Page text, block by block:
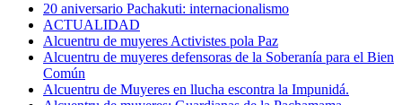
20 aniversario Pachakuti: internacionalismo
ACTUALIDAD
Alcuentru de muyeres Activistes pola Paz
Alcuentru de muyeres defensoras de la Soberanía para el Bien
Común
Alcuentru de Muyeres en llucha escontra la Impunidá.